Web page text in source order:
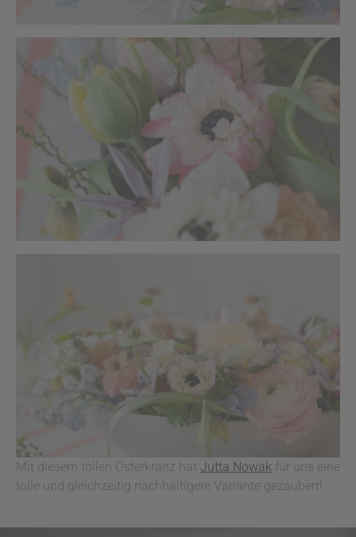
Mit diesem tollen Osterkranz hat Jutta Nowak für uns eine
tolle und gleichzeitig nachhaltigere Variante gezaubert!